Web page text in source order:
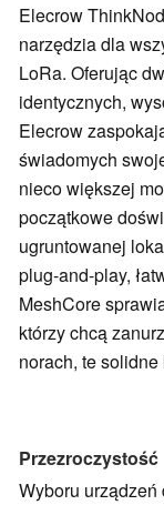
Elecrow
narzędzia dla
LoRa. Oferując
identycznych,
Elecrow
świadomych
nieco większej
początkowe
ugruntowanej
plug-and-play,
MeshCore
którzy chcą
norach, te
Przezroczystość
Wyboru